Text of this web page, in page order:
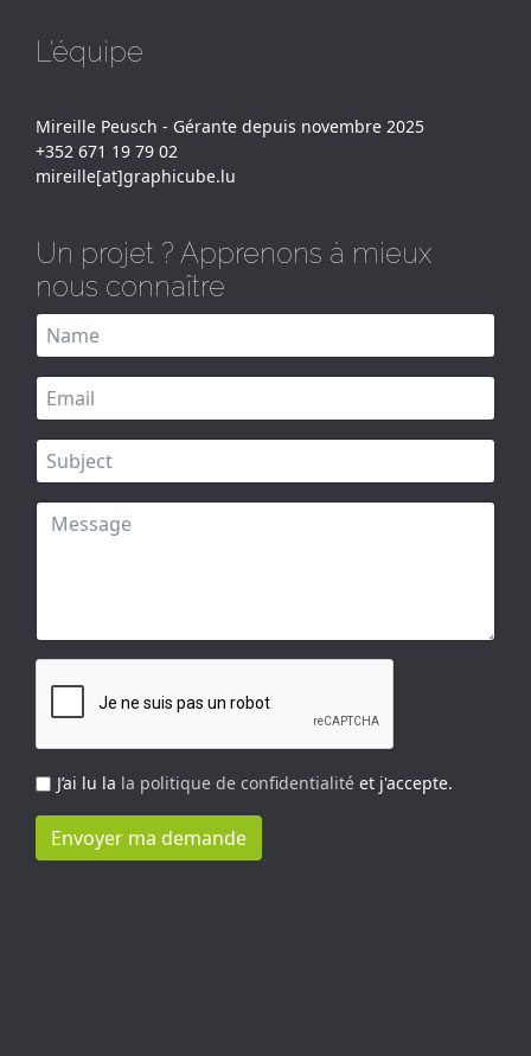
L'équipe
Mireille Peusch - Gérante depuis novembre 2025
+352 671 19 79 02
mireille[at]graphicube.lu
Un projet ? Apprenons à mieux
nous connaître
J’ai lu la la politique de confidentialité et j'accepte.
Envoyer ma demande